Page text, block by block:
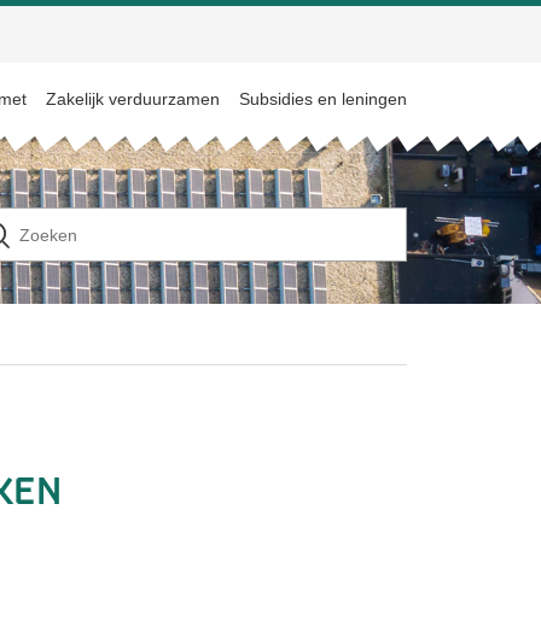
Zakelijk verduurzamen Subsidies en leningen